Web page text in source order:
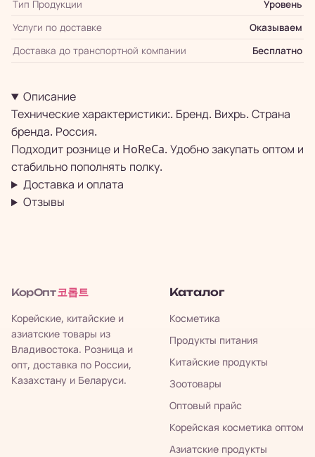
Тип Продукции
Уровень
Услуги по доставке
Оказываем
Доставка до транспортной компании
Бесплатно
Описание
Технические характеристики:. Бренд. Вихрь. Страна
бренда. Россия.
Подходит рознице и HoReCa. Удобно закупать оптом и
стабильно пополнять полку.
Доставка и оплата
Отзывы
КорОпт 코롭트
Корейские, китайские и
азиатские товары из
Владивостока. Розница и
опт, доставка по России,
Казахстану и Беларуси.
Каталог
Косметика
Продукты питания
Китайские продукты
Зоотовары
Оптовый прайс
Корейская косметика оптом
Азиатские продукты